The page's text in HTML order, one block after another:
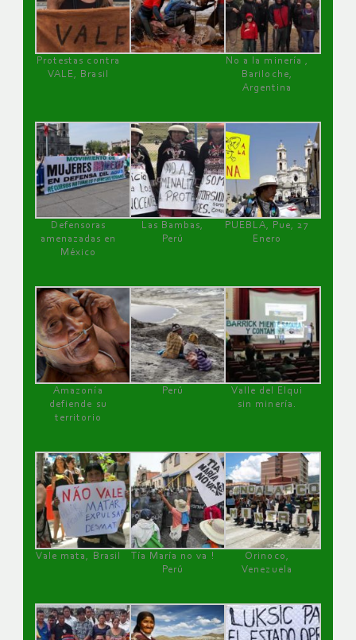
Protestas contra
VALE, Brasil
No a la minería ,
Bariloche,
Argentina
Defensoras
amenazadas en
México
Las Bambas,
Perú
PUEBLA, Pue, 27
Enero
Amazonía
defiende su
territorio
Perú
Valle del Elqui
sin minería.
Vale mata, Brasil
Tía María no va !
Perú
Orinoco,
Venezuela